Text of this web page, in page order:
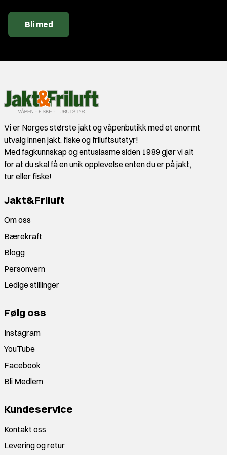
Bli med
Vi er Norges største jakt og våpenbutikk med et enormt
utvalg innen jakt, fiske og friluftsutstyr!
Med fagkunnskap og entusiasme siden 1989 gjør vi alt
for at du skal få en unik opplevelse enten du er på jakt,
tur eller fiske!
Jakt&Friluft
Om oss
Bærekraft
Blogg
Personvern
Ledige stillinger
Følg oss
Instagram
YouTube
Facebook
Bli Medlem
Kundeservice
Kontakt oss
Levering og retur